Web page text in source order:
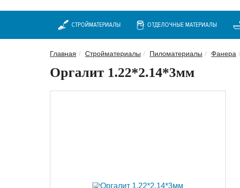
СТРОЙМАТЕРИАЛЫ ОТДЕЛОЧНЫЕ МАТЕРИАЛЫ
Главная Стройматериалы Пиломатериалы Фанера
Оргалит 1.22*2.14*3мм